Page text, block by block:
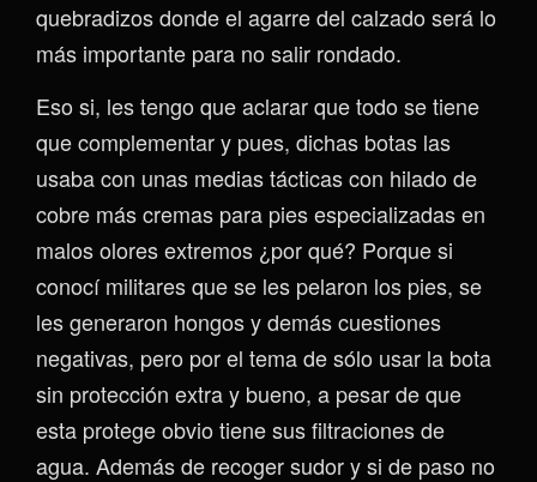
quebradizos donde el agarre del calzado será lo
más importante para no salir rondado.
Eso si, les tengo que aclarar que todo se tiene
que complementar y pues, dichas botas las
usaba con unas medias tácticas con hilado de
cobre más cremas para pies especializadas en
malos olores extremos ¿por qué? Porque si
conocí militares que se les pelaron los pies, se
les generaron hongos y demás cuestiones
negativas, pero por el tema de sólo usar la bota
sin protección extra y bueno, a pesar de que
esta protege obvio tiene sus filtraciones de
agua. Además de recoger sudor y si de paso no